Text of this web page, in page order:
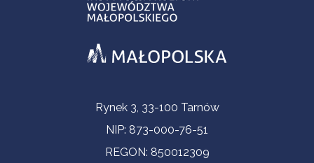
Informacje kontaktoweRynek 3, 33-100 Tarnów
NIP: 873-000-76-51
REGON: 850012309